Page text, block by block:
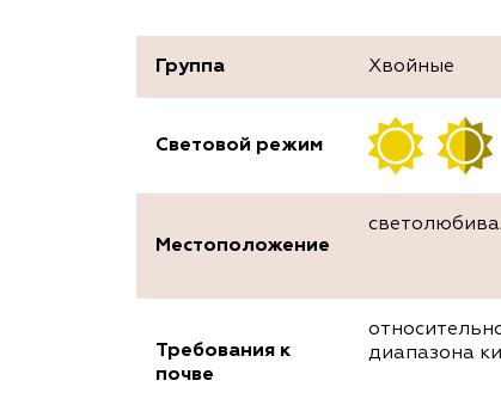
Группа Хвойные
Световой режим
Местоположение
светолюбива.
Требования к
почве
диапазона